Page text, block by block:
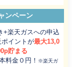
ンペーン
+楽天ガスへの申込
イントが最大13,0
貯まる
料金０円！ ※楽天ガ